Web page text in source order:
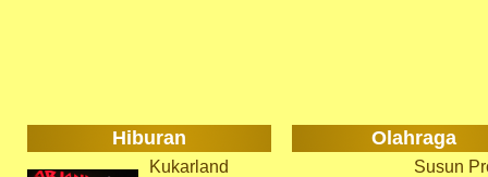
Hiburan Olahraga
Kukarland
Susun